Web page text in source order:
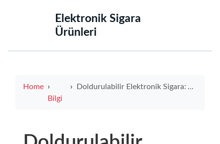
‌Elektronik Sigara
Ürünleri‌
Home
Bilgi
Doldurulabilir Elektronik Sigara: Yenilikçi Buhar Deneyimi ile Tanışın